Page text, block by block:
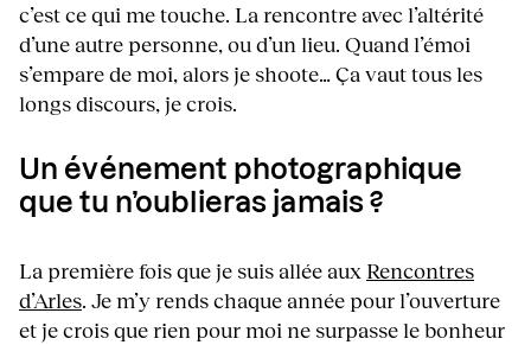
c’est ce qui me touche. La rencontre avec l’altérité
d’une autre personne, ou d’un lieu. Quand l’émoi
s’empare de moi, alors je shoote… Ça vaut tous les
longs discours, je crois.
Un événement photographique
que tu n’oublieras jamais ?
La première fois que je suis allée aux Rencontres
d’Arles. Je m’y rends chaque année pour l’ouverture
et je crois que rien pour moi ne surpasse le bonheur